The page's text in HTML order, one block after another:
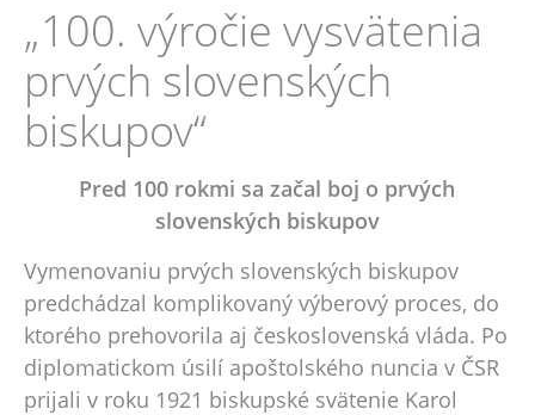
„100. výročie vysvätenia
prvých slovenských
biskupov“
Pred 100 rokmi sa začal boj o prvých
slovenských biskupov
Vymenovaniu prvých slovenských biskupov
predchádzal komplikovaný výberový proces, do
ktorého prehovorila aj československá vláda. Po
diplomatickom úsilí apoštolského nuncia v ČSR
prijali v roku 1921 biskupské svätenie Karol